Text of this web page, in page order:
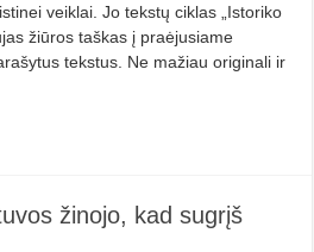
veiklai. Jo tekstų ciklas „Istoriko
žiūros taškas į praėjusiame
tekstus. Ne mažiau originali ir
žinojo, kad sugrįš